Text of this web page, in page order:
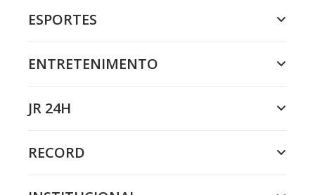
ESPORTES
ENTRETENIMENTO
JR 24H
RECORD